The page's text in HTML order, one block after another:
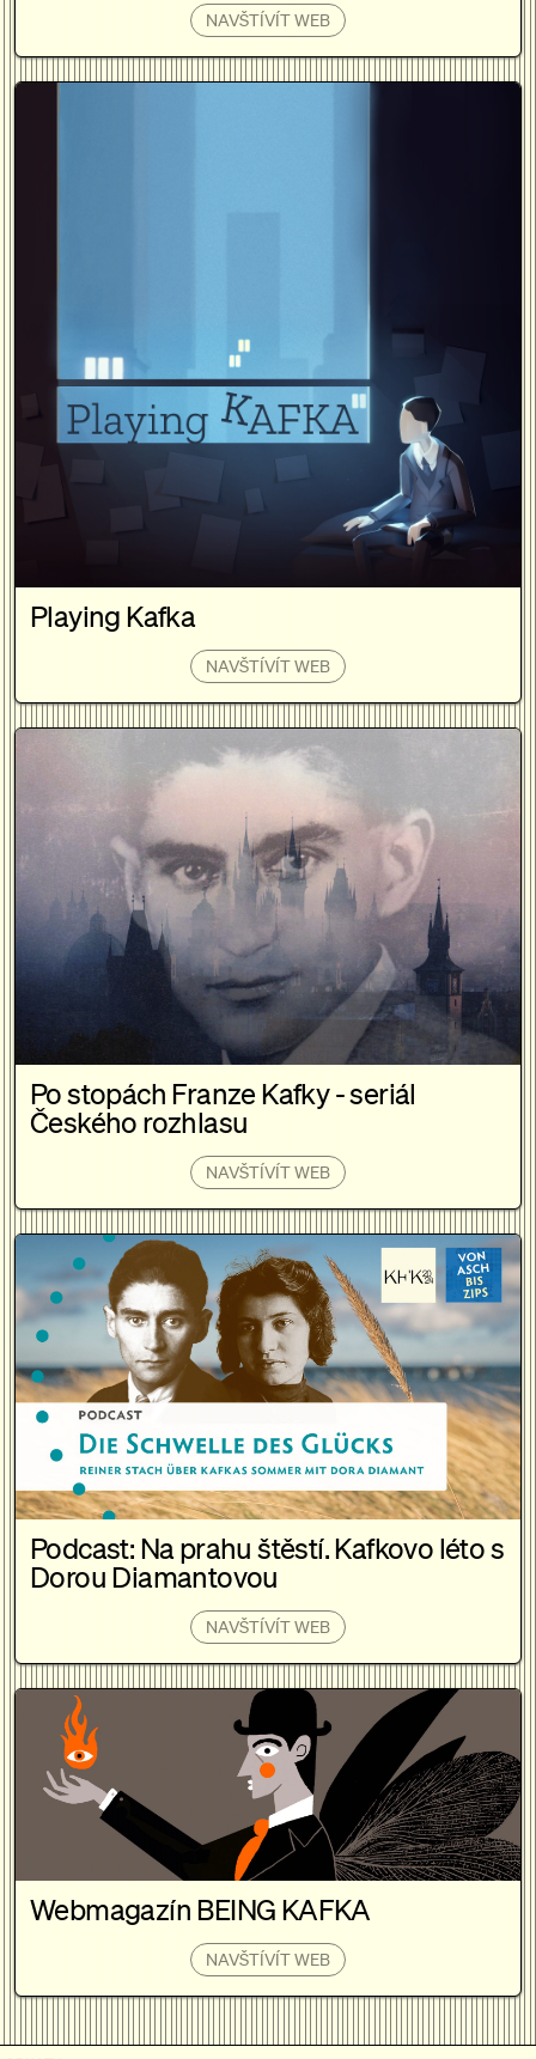
NAVŠTÍVÍT WEB
Playing Kafka
NAVŠTÍVÍT WEB
Po stopách Franze Kafky - seriál
Českého rozhlasu
NAVŠTÍVÍT WEB
Podcast: Na prahu štěstí. Kafkovo léto s
Dorou Diamantovou
NAVŠTÍVÍT WEB
Webmagazín BEING KAFKA
NAVŠTÍVÍT WEB